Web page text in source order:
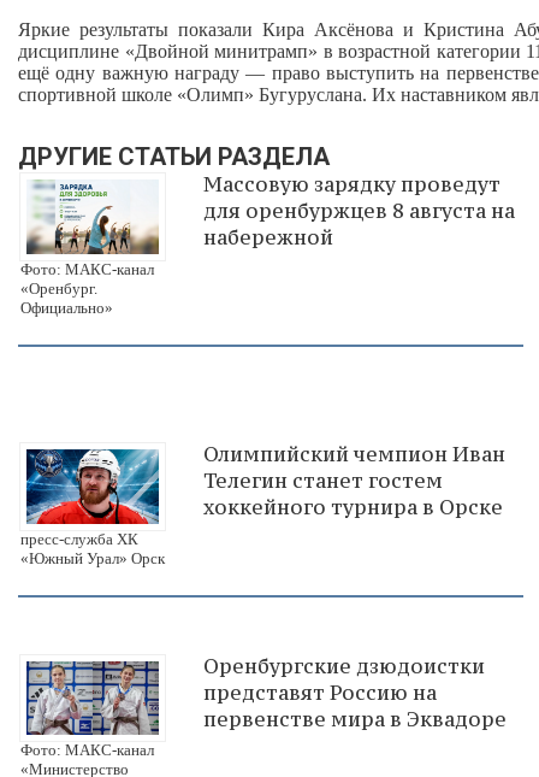
Яркие результаты показали Кира Аксёнова и Кристина
дисциплине «Двойной минитрамп» в возрастной
ещё одну важную награду — право выступить на
спортивной школе «Олимп» Бугуруслана. Их наставником
ДРУГИЕ СТАТЬИ РАЗДЕЛА
Фото: МАКС-канал
«Оренбург.
Официально»
Массовую зарядку проведут
для оренбуржцев 8 августа на
набережной
пресс-служба ХК
«Южный Урал» Орск
Олимпийский чемпион Иван
Телегин станет гостем
хоккейного турнира в Орске
Фото: МАКС-канал
«Министерство
Оренбургские дзюдоистки
представят Россию на
первенстве мира в Эквадоре